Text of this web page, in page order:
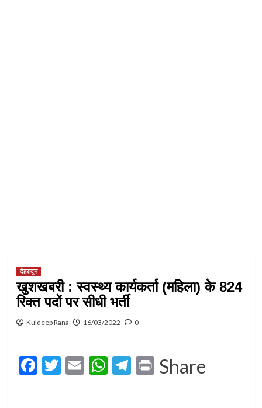
देहरादून
खुशखबरी : स्वस्थ्य कार्यकर्ता (महिला) के 824
रिक्त पदों पर सीधी भर्ती
Kuldeep Rana 16/03/2022 0
Facebook
Twitter
EmailWhatsApp
Telegram
Print
Share